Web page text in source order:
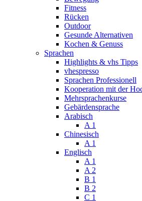
Fitness
Rücken
Outdoor
Gesunde Alternativen
Kochen & Genuss
Sprachen
Highlights & vhs Tipps
vhespresso
Sprachen Professionell
Kooperation mit der
Mehrsprachenkurse
Gebärdensprache
Arabisch
A 1
Chinesisch
A 1
Englisch
A 1
A 2
B 1
B 2
C 1